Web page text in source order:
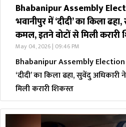
Bhabanipur Assembly
भवानीपुर में ‘दीदी’ का किला
कमल, इतने वोटों से मिली करारी
May 04, 2026 | 09:46 PM
Bhabanipur Assembly
‘दीदी’ का किला ढहा, सुवेंदु
मिली करारी शिकस्त